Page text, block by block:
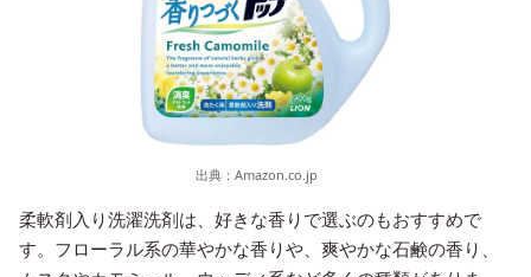
出典： Amazon.co.jp
柔軟剤入り洗濯洗剤は、好きな香りで選ぶのもおすすめで
す。フローラル系の華やかな香りや、爽やかな石鹸の香り、